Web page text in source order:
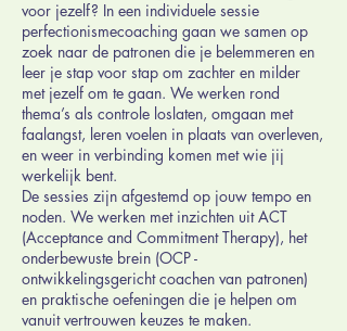
voor jezelf? In een individuele sessie
perfectionismecoaching gaan we samen op
zoek naar de patronen die je belemmeren en
leer je stap voor stap om zachter en milder
met jezelf om te gaan. We werken rond
thema’s als controle loslaten, omgaan met
faalangst, leren voelen in plaats van overleven,
en weer in verbinding komen met wie jij
werkelijk bent.
De sessies zijn afgestemd op jouw tempo en
noden. We werken met inzichten uit ACT
(Acceptance and Commitment Therapy), het
onderbewuste brein (OCP -
ontwikkelingsgericht coachen van patronen)
en praktische oefeningen die je helpen om
vanuit vertrouwen keuzes te maken.